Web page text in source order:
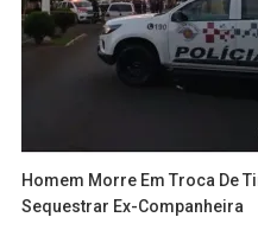
Homem Morre Em Troca De
Sequestrar Ex-Companheira